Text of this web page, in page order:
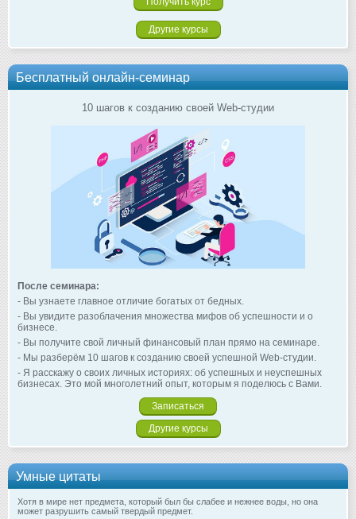
Другие курсы
Бесплатный онлайн-семинар
10 шагов к созданию своей Web-студии
После семинара:
- Вы узнаете главное отличие богатых от бедных.
- Вы увидите разоблачения множества мифов об успешности и о
бизнесе.
- Вы получите свой личный финансовый план прямо на семинаре.
- Мы разберём 10 шагов к созданию своей успешной Web-студии.
- Я расскажу о своих личных историях: об успешных и неуспешных
бизнесах. Это мой многолетний опыт, которым я поделюсь с Вами.
Записаться
Другие курсы
Умные цитаты
Хотя в мире нет предмета, который был бы слабее и нежнее воды, но она
может разрушить самый твердый предмет.